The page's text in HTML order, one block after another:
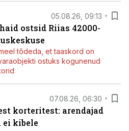
05.08.26, 09:13
ostsid Riias 42000-
tõdeda, et taaskord on
ostuks kogunenud
07.08.26, 06:30
korteritest: arendajad
ei kibele